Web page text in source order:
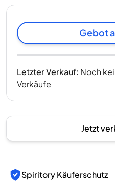
Gebot
Letzter Verkauf: Noch
Verkäufe
Jetzt
Spiritory Käuferschutz